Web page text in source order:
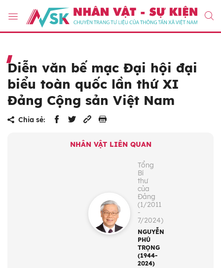
Diễn văn bế mạc Đại hội đại
biểu toàn quốc lần thứ XI
Đảng Cộng sản Việt Nam
Chia sẻ:
NHÂN VẬT LIÊN QUAN
Tổng
Bí
thư
của
Đảng
(1/2011
-
7/2024)
NGUYỄN
PHÚ
TRỌNG
(1944-
2024)